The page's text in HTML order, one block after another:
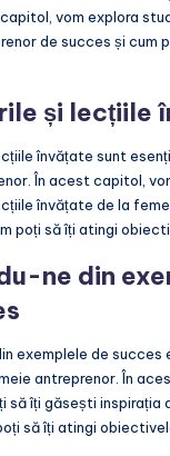
vom explora
de succes și cum
și lecțiile
învățate sunt
În acest capitol,
învățate de la
poți să îți atingi
ne din
exemplele de succes
antreprenor. În
să îți găsești inspirația
să îți atingi